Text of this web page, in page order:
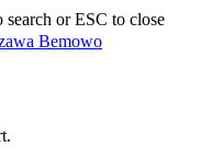
search or ESC to close